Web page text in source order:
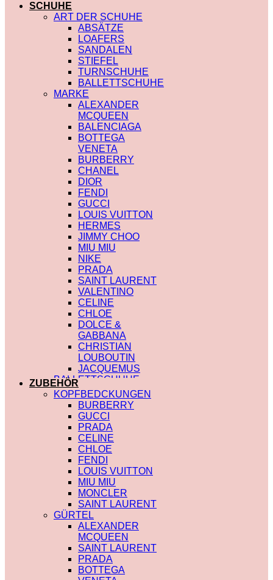
SCHUHE
ART DER SCHUHE
ABSÄTZE
LOAFERS
SANDALEN
STIEFEL
TURNSCHUHE
BALLETTSCHUHE
MARKE
ALEXANDER
MCQUEEN
BALENCIAGA
BOTTEGA
VENETA
BURBERRY
CHANEL
DIOR
FENDI
GUCCI
LOUIS VUITTON
HERMES
JIMMY CHOO
MIU MIU
NIKE
PRADA
SAINT LAURENT
VALENTINO
CELINE
CHLOE
DOLCE &
GABBANA
CHRISTIAN
LOUBOUTIN
JACQUEMUS
BALLETTSCHUHE
LOUIS VUITTON
ZUBEHÖR
KOPFBEDCKUNGEN
BURBERRY
GUCCI
PRADA
CELINE
CHLOE
FENDI
LOUIS VUITTON
MIU MIU
MONCLER
SAINT LAURENT
GÜRTEL
ALEXANDER
MCQUEEN
SAINT LAURENT
PRADA
BOTTEGA